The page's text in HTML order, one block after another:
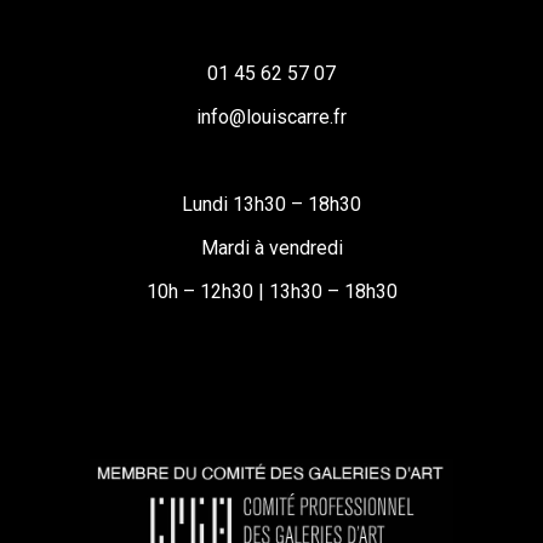
01 45 62 57 07
info@louiscarre.fr
Lundi 13h30 – 18h30
Mardi à vendredi
10h – 12h30 | 13h30 – 18h30